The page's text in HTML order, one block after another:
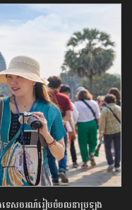
សួង​ទេសចរណ៍​រៀបចំ​ចលនា​ប្រឡង​